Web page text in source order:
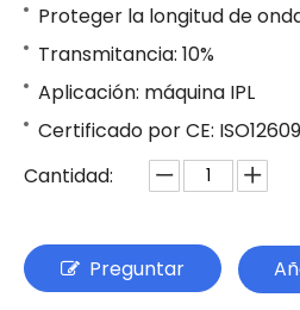
Proteger la longitud de
Transmitancia: 10%
Aplicación: máquina IPL
Certificado por CE: ISO12609
Cantidad:
Preguntar